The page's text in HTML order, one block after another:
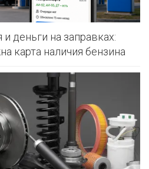
деньги на заправках:
карта наличия бензина